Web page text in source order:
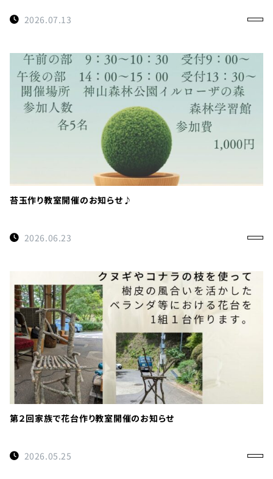
2026.07.13
苔玉作り教室開催のお知らせ♪
2026.06.23
第２回家族で花台作り教室開催のお知らせ
2026.05.25